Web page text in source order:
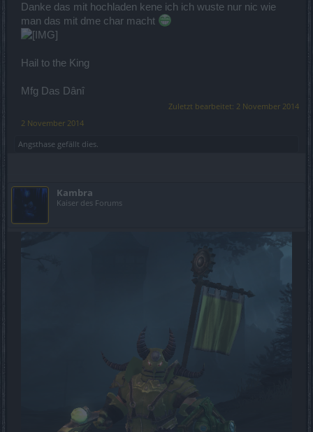
dort den Screen uploaden
4. Schritt: Wenn du den Screen hochgeladen hast kommen
verschiedene Links, du
kopierst den Link namens "Direktlink" und und fügst diesen Link
5. Schritt: Dannach schreibst du um dem Link herum
wie im Bsp unten
[IMG]"link hier einfügen"[/IMG]
Danke das mit hochladen kene ich ich wuste nur nic wie
man das mit dme char macht
Hail to the King
Mfg Das Dânî
Zuletzt bearbeitet: 2 November 2014
2 November 2014
Angsthase gefällt dies.
Kambra
Kaiser des Forums